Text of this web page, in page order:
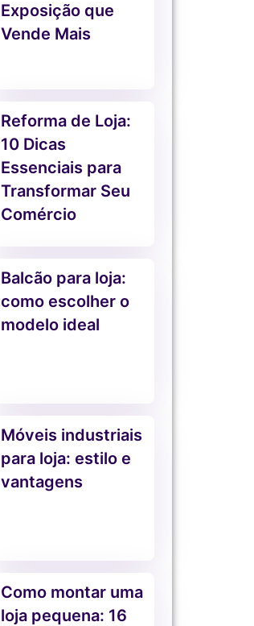
Exposição que
Vende Mais
Reforma de Loja:
10 Dicas
Essenciais para
Transformar Seu
Comércio
Balcão para loja:
como escolher o
modelo ideal
Móveis industriais
para loja: estilo e
vantagens
Como montar uma
loja pequena: 16